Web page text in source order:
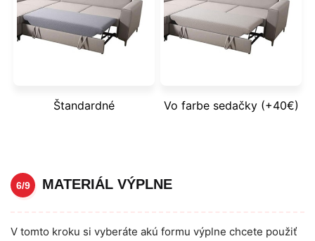
Štandardné Vo farbe sedačky (+40€)
6/9 MATERIÁL VÝPLNE
V tomto kroku si vyberáte akú formu výplne chcete použiť